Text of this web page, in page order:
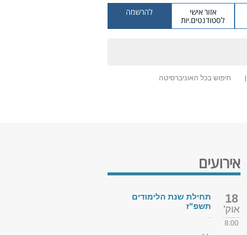
אזור אישי
לסטודנטים.יות
להרשמה
חיפוש בכל האוניברסיטה
אירועים
18
אוק'
8:00
תחילת שנת הלימודים
תשפ"ז
.